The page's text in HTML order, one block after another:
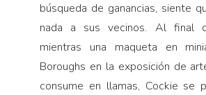
búsqueda de ganancias, siente
nada a sus vecinos. Al final
mientras una maqueta en
Boroughs en la exposición de
consume en llamas, Cockie se